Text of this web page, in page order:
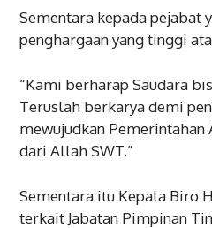
Sementara kepada pejabat
penghargaan yang tinggi
“Kami berharap Saudara
Teruslah berkarya demi
mewujudkan
dari Allah SWT.”
Sementara itu Kepala Biro
terkait Jabatan Pimpinan